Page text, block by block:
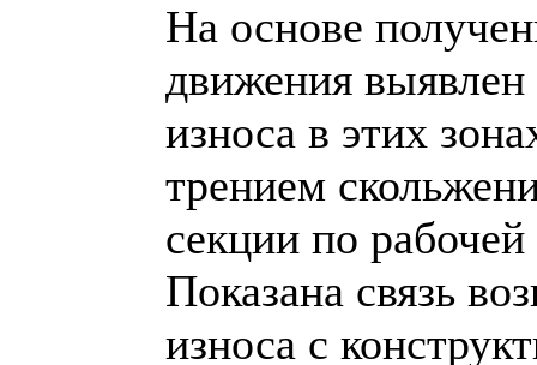
На основе
движения
износа в этих
трением
секции по
Показана связь
износа с